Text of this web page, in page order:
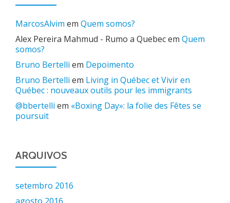
MarcosAlvim em Quem somos?
Alex Pereira Mahmud - Rumo a Quebecem Quem
somos?
Bruno Bertelli em Depoimento
Bruno Bertelli em Living in Québec et Vivir en
Québec : nouveaux outils pour les immigrants
@bbertelli em «Boxing Day»: la folie des Fêtes se
poursuit
ARQUIVOS
setembro 2016